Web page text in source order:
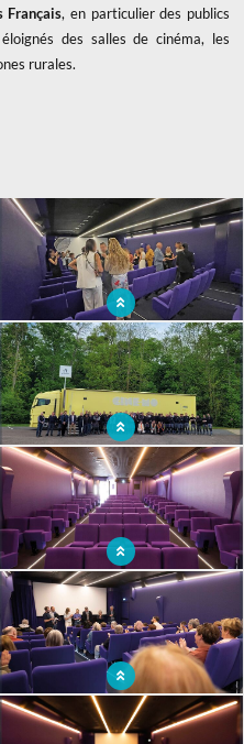
Français, en particulier des publics
des salles de cinéma, les
rurales.
Une salle de cinéma mobile conçue et
fabriquée comme un véritable cinéma
Conception et fabrication du CinéMo
par nos équipes de Ladon
Un cinéma de proximité pour
renforcer les liens sociaux et accéder à
la culture du grand écran
Un cinéma ambulant pour apporter la
culture à toutes celles et ceux qui n'y